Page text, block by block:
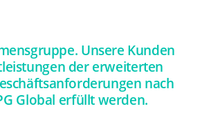
Unsere Kunden
der erweiterten
nach
Global erfüllt werden.